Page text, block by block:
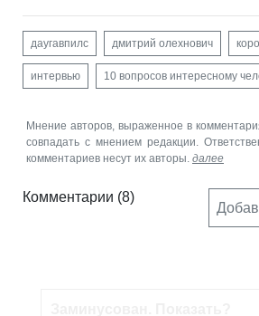
даугавпилс дмитрий олехнович
интервью 10 вопросов интересному
Мнение авторов, выраженное в
совпадать с мнением редакции.
комментариев несут их авторы. далее
Комментарии (8)